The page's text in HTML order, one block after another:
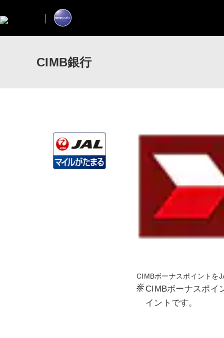
CIMB銀行
CIMBボーナスポイントを
※ CIMBボーナスポイ
イントです。